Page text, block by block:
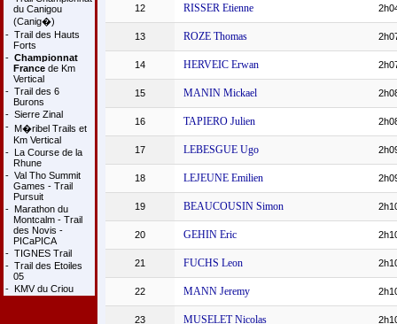
du Canigou
(Canig�)
- Trail des Hauts
Forts
- Championnat
Francede Km
Vertical
- Trail des 6
Burons
- Sierre Zinal
- M�ribel Trails et
Km Vertical
- La Course de la
Rhune
- Val Tho Summit
Games - Trail
Pursuit
- Marathon du
Montcalm - Trail
des Novis -
PICaPICA
- TIGNES Trail
- Trail des Etoiles
05
- KMV du Criou
12 RISSER Etienne
13 ROZE Thomas
14 HERVEIC Erwan
15 MANIN Mickael
16 TAPIERO Julien
17 LEBESGUE Ugo
18 LEJEUNE Emilien
19 BEAUCOUSIN Simon
20 GEHIN Eric
21 FUCHS Leon
22 MANN Jeremy
23 MUSELET Nicolas